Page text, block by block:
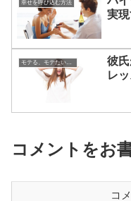
幸せを呼び込む方法
実
モテる、モテたい、今すぐ役立つ恋愛心理学
彼
レ
コメントをお
コ